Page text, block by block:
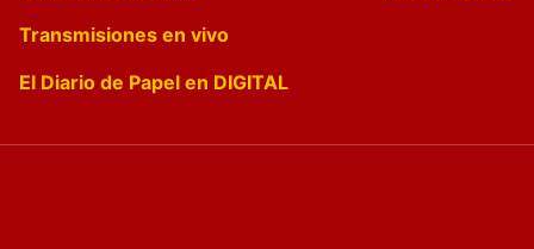
Transmisiones en vivo
El Diario de Papel en DIGITAL